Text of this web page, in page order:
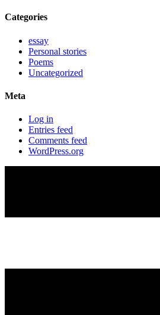
Categories
essay
Personal stories
Poems
Uncategorized
Meta
Log in
Entries feed
Comments feed
WordPress.org